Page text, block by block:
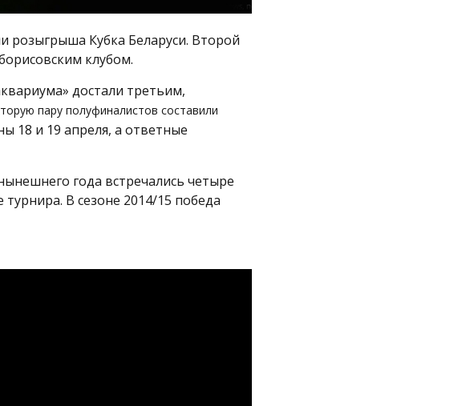
розыгрыша Кубка Беларуси. Второй
клубом.
достали третьим,
пару полуфиналистов составили
18 и 19 апреля, а ответные
года встречались четыре
В сезоне 2014/15 победа